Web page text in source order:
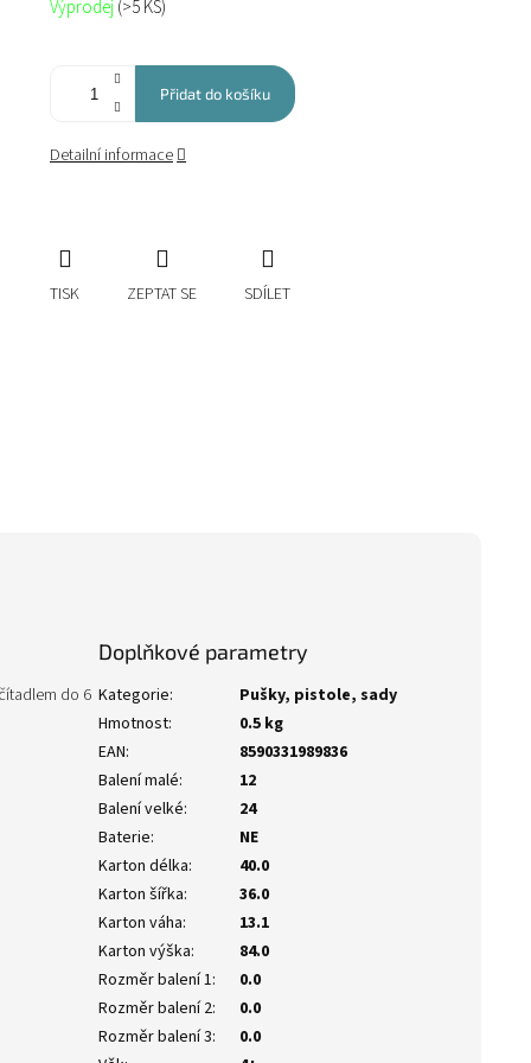
cena:
Výprodej(>5 KS)
Přidat do košíku
Detailní informace
TISK ZEPTAT SE SDÍLET
do 6
Doplňkové parametry
Kategorie:
Pušky, pistole, sady
Hmotnost:
0.5 kg
EAN:
8590331989836
Balení malé:
12
Balení velké:
24
Baterie:
NE
Karton délka:
40.0
Karton šířka:
36.0
Karton váha:
13.1
Karton výška:
84.0
Rozměr balení 1:
0.0
Rozměr balení 2:
0.0
Rozměr balení 3:
0.0